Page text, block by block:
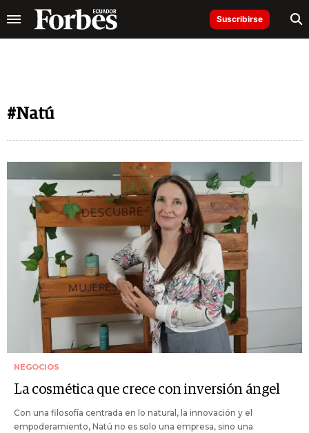
Suscribirse
#Natú
NEGOCIOS
La cosmética que crece con inversión ángel
Con una filosofía centrada en lo natural, la innovación y el
empoderamiento, Natú no es solo una empresa, sino una